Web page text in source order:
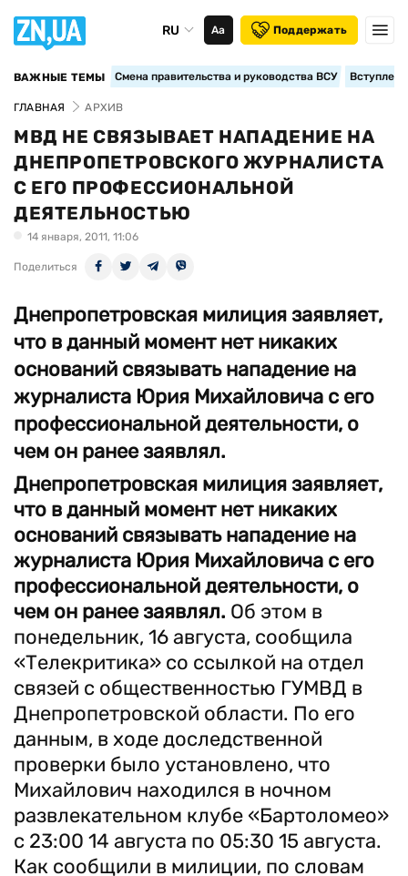
RU Аа Поддержать
ВАЖНЫЕ ТЕМЫ Смена правительства и руководства ВСУ
ГЛАВНАЯ АРХИВ
МВД НЕ СВЯЗЫВАЕТ НАПАДЕНИЕ НА
ДНЕПРОПЕТРОВСКОГО ЖУРНАЛИСТА
С ЕГО ПРОФЕССИОНАЛЬНОЙ
ДЕЯТЕЛЬНОСТЬЮ
14 января, 2011, 11:06
Поделиться
Днепропетровская милиция заявляет,
что в данный момент нет никаких
оснований связывать нападение на
журналиста Юрия Михайловича с его
профессиональной деятельности, о
чем он ранее заявлял.
Днепропетровская милиция заявляет,
что в данный момент нет никаких
оснований связывать нападение на
журналиста Юрия Михайловича с его
профессиональной деятельности, о
чем он ранее заявлял. Об этом в
понедельник, 16 августа, сообщила
«Телекритика» со ссылкой на отдел
связей с общественностью ГУМВД в
Днепропетровской области. По его
данным, в ходе доследственной
проверки было установлено, что
Михайлович находился в ночном
развлекательном клубе «Бартоломео»
с 23:00 14 августа по 05:30 15 августа.
Как сообщили в милиции, по словам